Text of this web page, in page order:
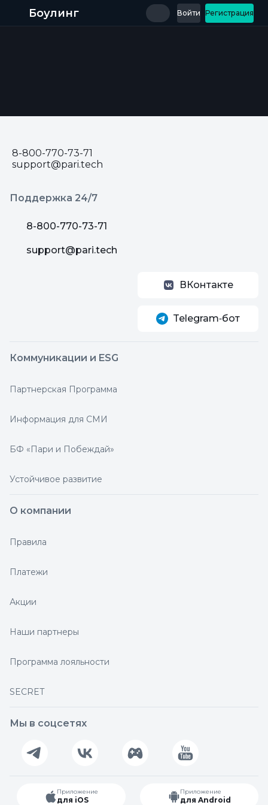
Боулинг Регистрация
Войти
8-800-770-73-71
support@pari.tech
Поддержка 24/7
8-800-770-73-71
support@pari.tech
ВКонтакте
Telegram‑бот
Коммуникации и ESG
Партнерская Программа
Информация для СМИ
БФ «Пари и Побеждай»
Устойчивое развитие
О компании
Правила
Платежи
Акции
Наши партнеры
Программа лояльности
SECRET
Мы в соцсетях
Приложение
для iOS
Приложение
для Android